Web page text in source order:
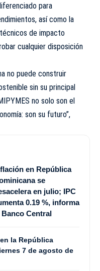
para
así como la
de impacto
cualquier disposición
no puede construir
sin su principal
no solo son el
son su futuro”,
en República
se
en julio; IPC
0.19 %, informa
Banco Central
la República
7 de agosto de